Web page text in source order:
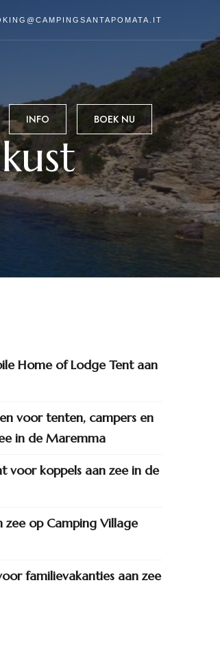
INFO BOEK NU
Home of Lodge Tent aan
voor tenten, campers en
in de Maremma
voor koppels aan zee in de
zee op Camping Village
familievakanties aan zee